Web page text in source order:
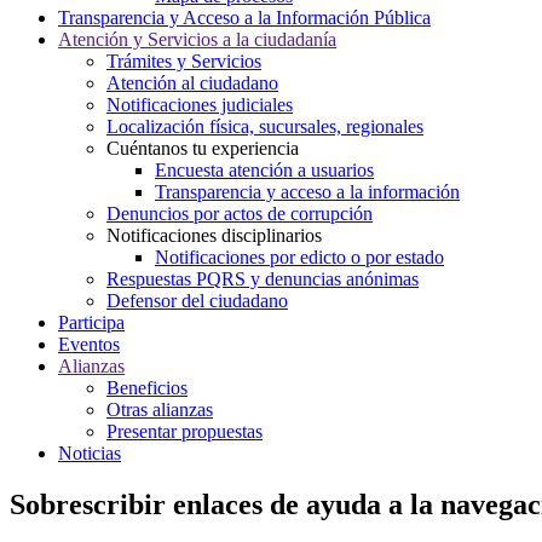
Transparencia y Acceso a la Información Pública
Atención y Servicios a la ciudadanía
Trámites y Servicios
Atención al ciudadano
Notificaciones judiciales
Localización física, sucursales, regionales
Cuéntanos tu experiencia
Encuesta atención a usuarios
Transparencia y acceso a la información
Denuncios por actos de corrupción
Notificaciones disciplinarios
Notificaciones por edicto o por estado
Respuestas PQRS y denuncias anónimas
Defensor del ciudadano
Participa
Eventos
Alianzas
Beneficios
Otras alianzas
Presentar propuestas
Noticias
Sobrescribir enlaces de ayuda a la